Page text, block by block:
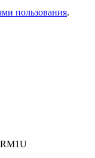
пользования.